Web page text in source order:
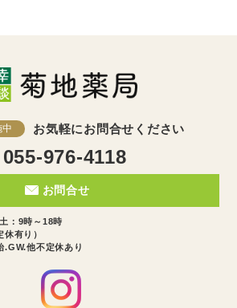
お気軽にお問合せください
055-976-4118
お問合せ
：9時～18時
有り）
.GW.他不定休あり